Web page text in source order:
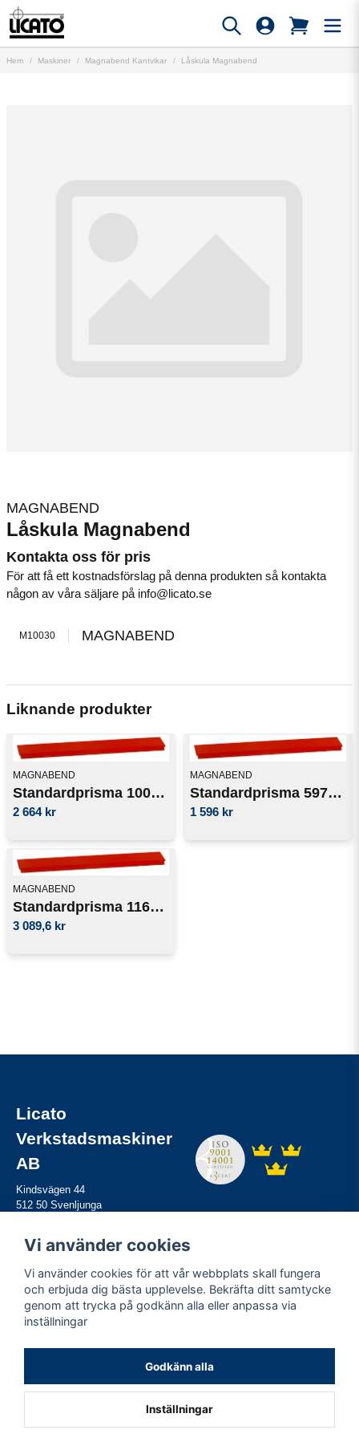
Hem Maskiner Magnabend Kantvikar Låskula Magnabend
MAGNABEND
Låskula Magnabend
Kontakta oss för pris
För att få ett kostnadsförslag på denna produkten så kontakta
någon av våra säljare på info@licato.se
M10030 MAGNABEND
Liknande produkter
MAGNABEND
Standardprisma 1000mm
2 664 kr
MAGNABEND
Standardprisma 597mm
1 596 kr
MAGNABEND
Standardprisma 1160mm
3 089,6 kr
Licato
Verkstadsmaskiner
AB
Kindsvägen 44
512 50 Svenljunga
Mail:
info@licato.se
Information
Hyra maskiner
Sälja maskiner
Vi använder cookies
Vi använder cookies för att vår webbplats skall fungera
och erbjuda dig bästa upplevelse. Bekräfta ditt samtycke
genom att trycka på godkänn alla eller anpassa via
inställningar
Godkänn alla
Inställningar